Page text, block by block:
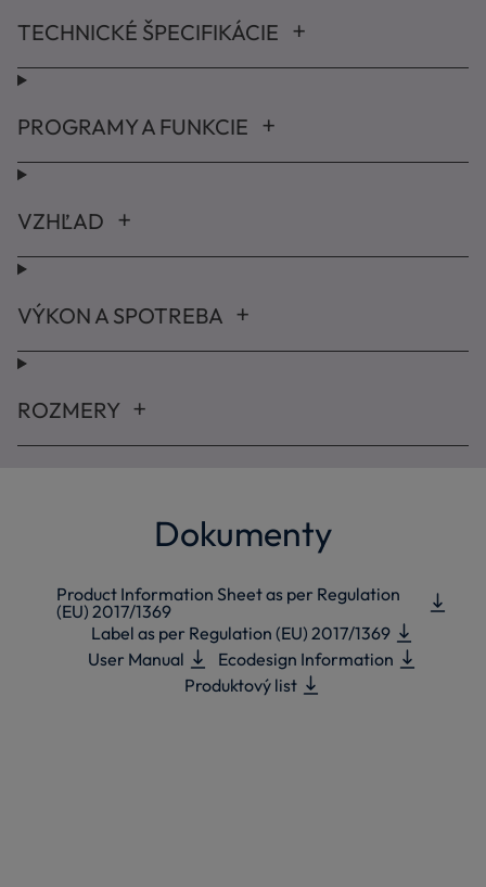
TECHNICKÉ ŠPECIFIKÁCIE
PROGRAMY A FUNKCIE
VZHĽAD
VÝKON A SPOTREBA
ROZMERY
Dokumenty
Product Information Sheet as per Regulation
(EU) 2017/1369
Label as per Regulation (EU) 2017/1369
User Manual
Ecodesign Information
Produktový list